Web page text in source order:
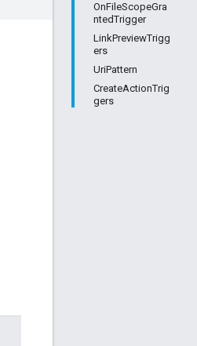
OnFileScopeGra
ntedTrigger
LinkPreviewTrigg
ers
UriPattern
CreateActionTrig
gers